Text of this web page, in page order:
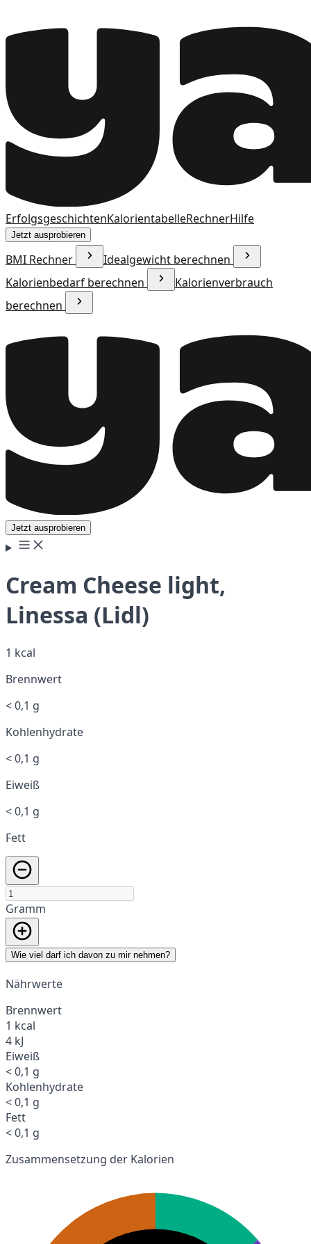
ErfolgsgeschichtenKalorientabelleRechnerHilfe
Jetzt ausprobieren
BMI Rechner
Idealgewicht berechnen
Kalorienbedarf berechnen
Kalorienverbrauch
berechnen
Jetzt ausprobieren
Cream Cheese light,
Linessa (Lidl)
1 kcal
Brennwert
< 0,1 g
Kohlenhydrate
< 0,1 g
Eiweiß
< 0,1 g
Fett
Gramm
Wie viel darf ich davon zu mir nehmen?
Nährwerte
Brennwert
1 kcal
4 kJ
Eiweiß
< 0,1 g
Kohlenhydrate
< 0,1 g
Fett
< 0,1 g
Zusammensetzung der Kalorien